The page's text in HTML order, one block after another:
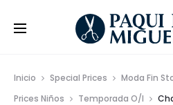
Inicio Special Prices Moda Fin
Prices Niños
Temporada O/I